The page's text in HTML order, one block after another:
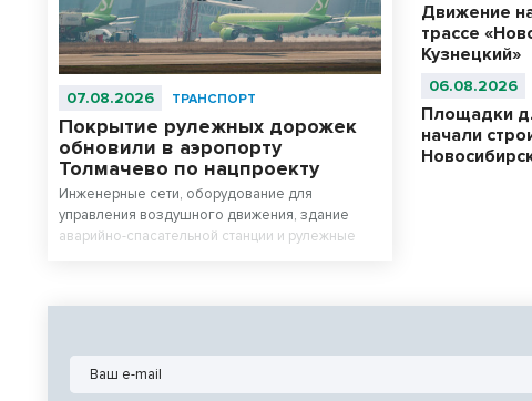
07.08.2026 ТРАНСПОРТ
Покрытие рулежных дорожек
обновили в аэропорту
Толмачево по нацпроекту
Инженерные сети, оборудование для
управления воздушного движения, здание
аварийно-спасательной станции и рулежные
Движение
трассе
Кузнецкий»
06.08.2026
Площадки
начали